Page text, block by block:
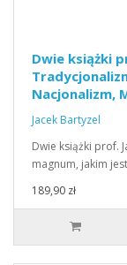
Dwie książki
Nacjonalizm,
Jacek Bartyzel
Dwie książki prof.
magnum, jakim
189,90 zł